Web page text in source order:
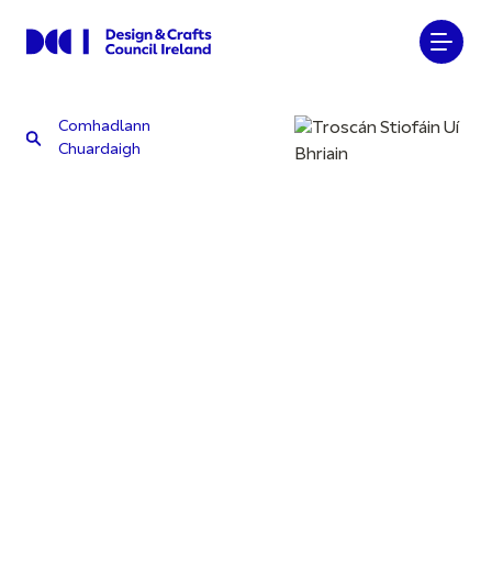
ComhadlannChuardaigh
Comhadlann
Chuardaigh